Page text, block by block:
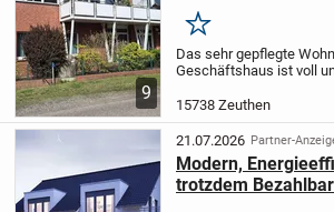
9
Merken
Das sehr gepflegte
Geschäftshaus ist voll
mit einer Größe von ca.
Gewerbeeinheit mit
171 m², die...
15738 Zeuthen
21.07.2026 Partner-
Modern,
trotzdem